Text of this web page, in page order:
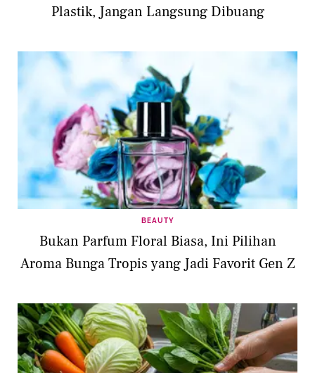
Plastik, Jangan Langsung Dibuang
BEAUTY
Bukan Parfum Floral Biasa, Ini Pilihan
Aroma Bunga Tropis yang Jadi Favorit Gen Z